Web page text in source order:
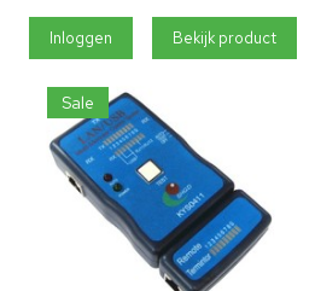
Inloggen Bekijk product
Sale